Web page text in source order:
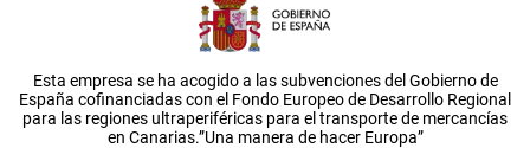
Esta empresa se ha acogido a las subvenciones del Gobierno de
España cofinanciadas con el Fondo Europeo de Desarrollo Regional
para las regiones ultraperiféricas para el transporte de mercancías
en Canarias.”Una manera de hacer Europa”